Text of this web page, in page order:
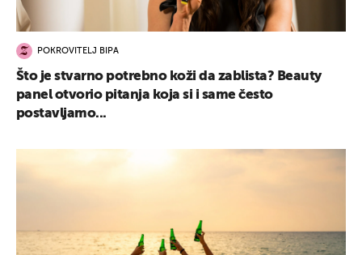
POKROVITELJ BIPA
Što je stvarno potrebno koži da zablista? Beauty
panel otvorio pitanja koja si i same često
postavljamo...